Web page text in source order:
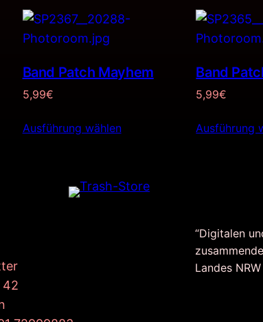
Band Patch Mayhem
5,99€
Ausführung wählen
Band
5,99€
Ausführung
42
“Digitalen
Landes NRW